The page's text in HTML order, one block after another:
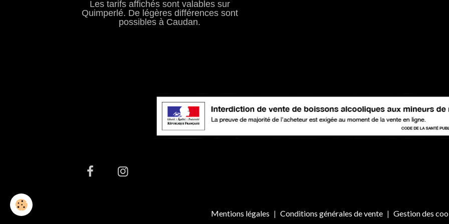
Les tarifs affichés sont valables sur
Quimperlé. De légères différences sont
possibles à Caudan.
Mentions légales Conditions générales de vente Gestion des